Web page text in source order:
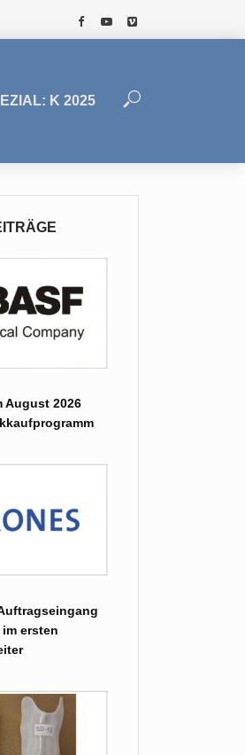
K 2025
August 2026
ersten